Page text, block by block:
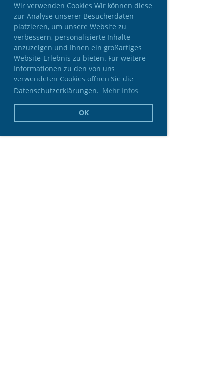
Wir verwenden Cookies Wir können diese
zur Analyse unserer Besucherdaten
platzieren, um unsere Website zu
verbessern, personalisierte Inhalte
anzuzeigen und Ihnen ein großartiges
Website-Erlebnis zu bieten. Für weitere
Informationen zu den von uns
verwendeten Cookies öffnen Sie die
Datenschutzerklärungen. Mehr Infos
OK